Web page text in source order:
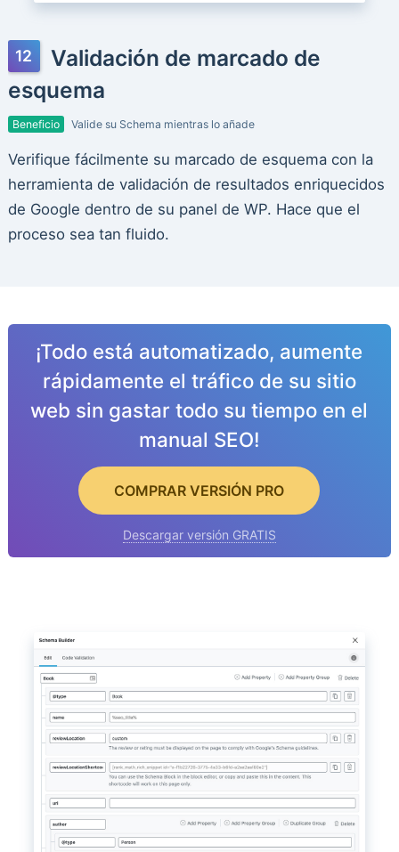
Validación de marcado de
esquema
Beneficio Valide su Schema mientras lo añade
Verifique fácilmente su marcado de esquema con la
herramienta de validación de resultados enriquecidos
de Google dentro de su panel de WP. Hace que el
proceso sea tan fluido.
¡Todo está automatizado, aumente
rápidamente el tráfico de su sitio
web sin gastar todo su tiempo en el
manual SEO!
COMPRAR VERSIÓN PRO
Descargar versión GRATIS